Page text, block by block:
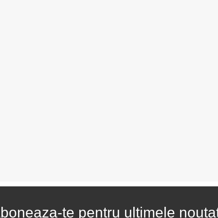
te pentru ultimele